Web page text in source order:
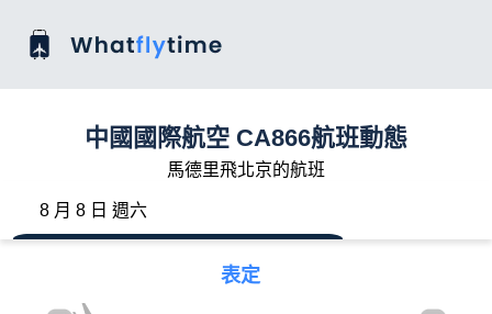
中國國際航空 CA866航班動態
馬德里飛北京的航班
8 月 8 日 週六
表定